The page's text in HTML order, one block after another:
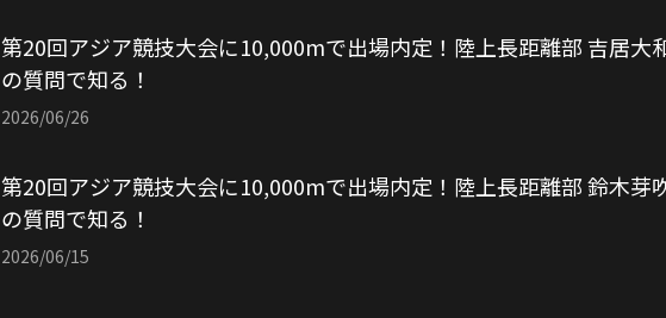
第20回アジア競技大会に10,000mで出場内定！陸上長距離部 吉居大
の質問で知る！
2026/06/26
第20回アジア競技大会に10,000mで出場内定！陸上長距離部 鈴木芽
の質問で知る！
2026/06/15